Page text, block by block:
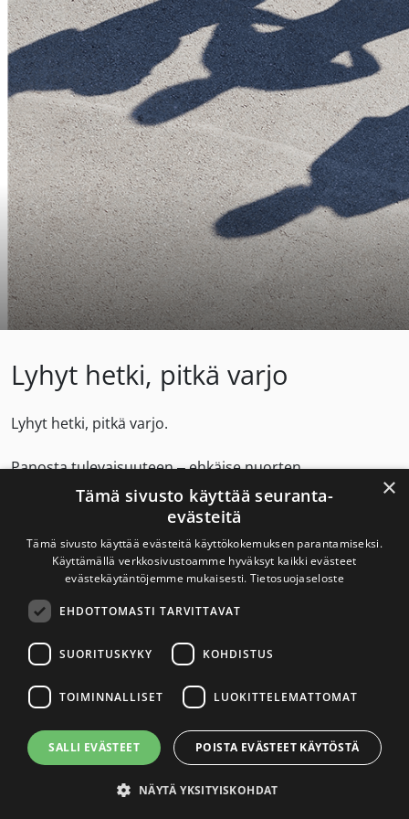
Lyhyt hetki, pitkä varjo
Lyhyt hetki, pitkä varjo.
Panosta tulevaisuuteen – ehkäise nuorten
nikotiiniriippuvuus.
Savuton Suomi 2030
Savuton Suomi 2030 -verkoston toiminnan
Yhteystiedot
Tietosuojaseloste
Saavutettavuusseloste
×
Tämä sivusto käyttää seuranta-
evästeitä
Tämä sivusto käyttää evästeitä käyttökokemuksen parantamiseksi.
Käyttämällä verkkosivustoamme hyväksyt kaikki evästeet
evästekäytäntöjemme mukaisesti. Tietosuojaseloste
EHDOTTOMASTI TARVITTAVAT
SUORITUSKYKY KOHDISTUS
TOIMINNALLISET LUOKITTELEMATTOMAT
SALLI EVÄSTEET POISTA EVÄSTEET KÄYTÖSTÄ
NÄYTÄ YKSITYISKOHDAT